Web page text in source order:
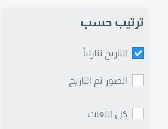
ترتيب حسب
التاريخ تنازلياً
الصور ثم التاريخ
كل اللغات